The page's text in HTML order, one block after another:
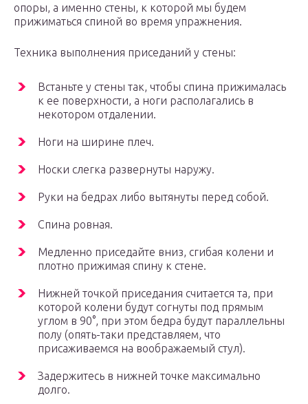
опоры, а именно стены, к которой мы будем
прижиматься спиной во время упражнения.
Техника выполнения приседаний у стены:
Встаньте у стены так, чтобы спина прижималась
к ее поверхности, а ноги располагались в
некотором отдалении.
Ноги на ширине плеч.
Носки слегка развернуты наружу.
Руки на бедрах либо вытянуты перед собой.
Спина ровная.
Медленно приседайте вниз, сгибая колени и
плотно прижимая спину к стене.
Нижней точкой приседания считается та, при
которой колени будут согнуты под прямым
углом в 90°, при этом бедра будут параллельны
полу (опять-таки представляем, что
присаживаемся на воображаемый стул).
Задержитесь в нижней точке максимально
долго.